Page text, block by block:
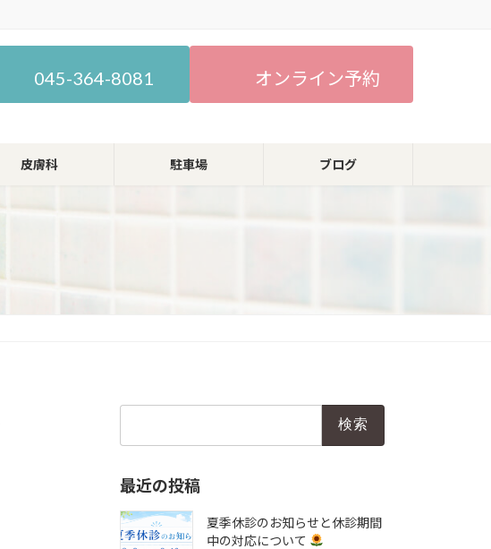
045-364-8081 オンライン予約
皮膚科 駐車場 ブログ
最近の投稿
夏季休診のお知らせと休診期間
中の対応について